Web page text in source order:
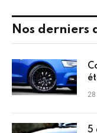
Nos derniers
5